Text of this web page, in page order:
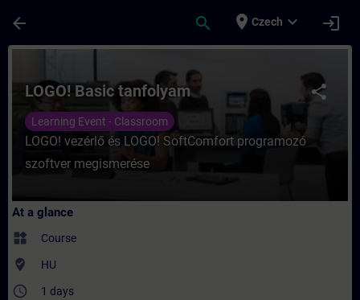
arrow_back search place Czech expand_more login
share
LOGO! Basic tanfolyam
Learning Event - Classroom
LOGO! vezérlő és LOGO! SoftComfort programozó
szoftver megismerése
At a glance
widgets Course
where_to_vote HU
access_time 1 days